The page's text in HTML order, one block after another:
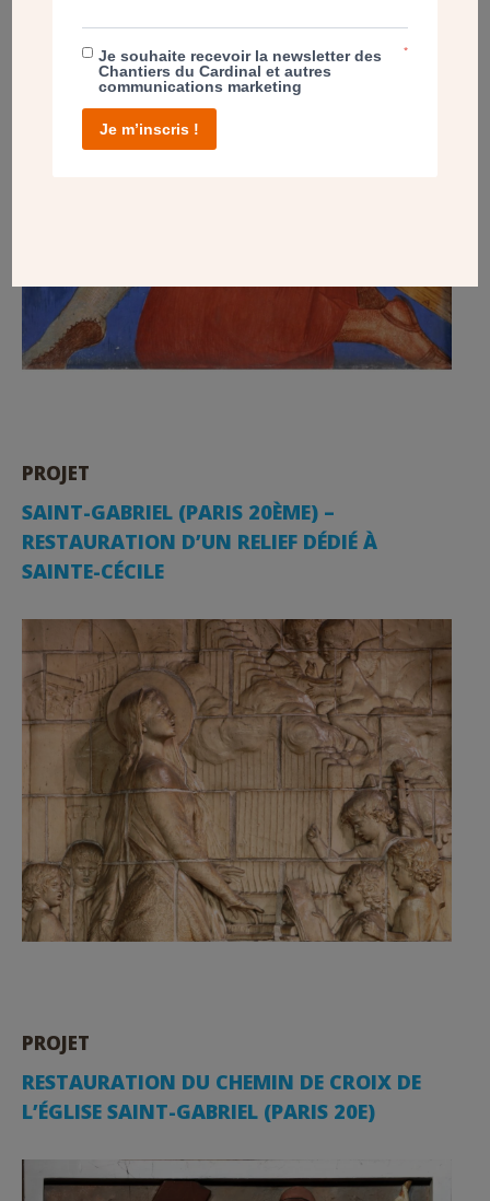
PROJET
SAINT-GABRIEL (PARIS 20ÈME) –
RESTAURATION D’UN RELIEF DÉDIÉ À
SAINTE-CÉCILE
PROJET
RESTAURATION DU CHEMIN DE CROIX DE
L’ÉGLISE SAINT-GABRIEL (PARIS 20E)
Je souhaite recevoir la newsletter des
Chantiers du Cardinal et autres
communications marketing
*
Je m’inscris !